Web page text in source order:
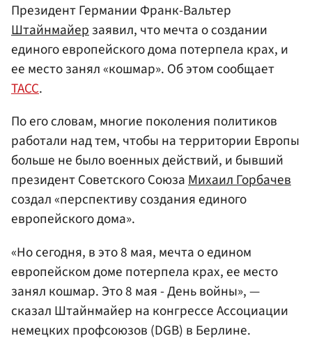
Президент Германии Франк-Вальтер
Штайнмайерзаявил, что мечта о создании
единого европейского дома потерпела крах, и
ее место занял «кошмар». Об этом сообщает
ТАСС.
По его словам, многие поколения политиков
работали над тем, чтобы на территории Европы
больше не было военных действий, и бывший
президент Советского СоюзаМихаил Горбачев
создал «перспективу создания единого
европейского дома».
«Но сегодня, в это 8 мая, мечта о едином
европейском доме потерпела крах, ее место
занял кошмар. Это 8 мая - День войны», —
сказал Штайнмайер на конгрессе Ассоциации
немецких профсоюзов (DGB) в Берлине.